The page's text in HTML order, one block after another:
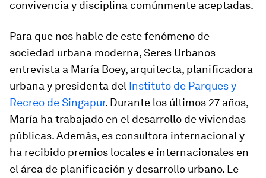
convivencia y disciplina comúnmente aceptadas.
Para que nos hable de este fenómeno de
sociedad urbana moderna, Seres Urbanos
entrevista a María Boey, arquitecta, planificadora
urbana y presidenta del Instituto de Parques y
Recreo de Singapur. Durante los últimos 27 años,
María ha trabajado en el desarrollo de viviendas
públicas. Además, es consultora internacional y
ha recibido premios locales e internacionales en
el área de planificación y desarrollo urbano. Le